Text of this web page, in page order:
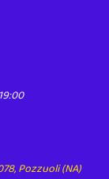
Pozzuoli (NA)